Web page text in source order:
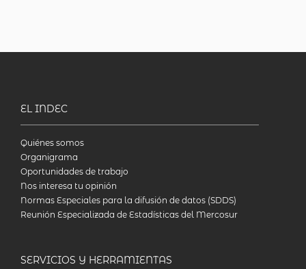
EL INDEC
Quiénes somos
Organigrama
Oportunidades de trabajo
Nos interesa tu opinión
Normas Especiales para la difusión de datos (SDDS)
Reunión Especializada de Estadísticas del Mercosur
SERVICIOS Y HERRAMIENTAS